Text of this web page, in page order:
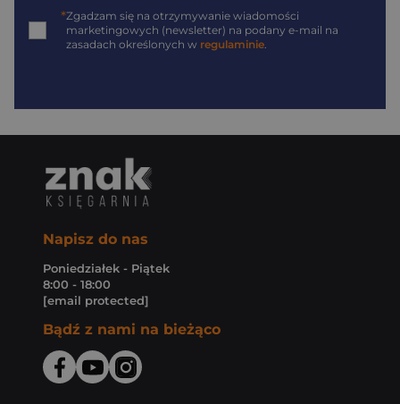
*Zgadzam się na otrzymywanie wiadomości
marketingowych (newsletter) na podany e-mail na
zasadach określonych w regulaminie.
Napisz do nas
Poniedziałek - Piątek
8:00 - 18:00
[email protected]
Bądź z nami na bieżąco